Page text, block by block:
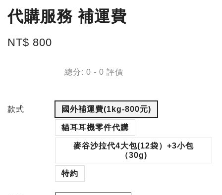
代購服務 補運費
NT$ 800
總分: 0 - 0 評價
款式 國外補運費(1kg-800元)
貓耳耳機零件代購
麥谷沙拉代4大包(12袋）+3小包
（30g)
特約